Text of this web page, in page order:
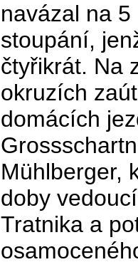
navázal na
stoupání,
čtyřikrát. Na
okruzích
domácích
Mühlberger,
doby
Tratnika a